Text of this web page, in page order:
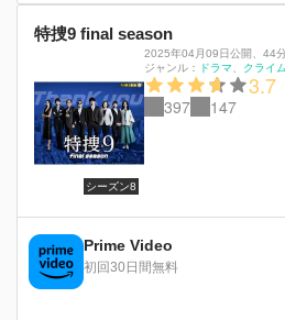
特捜9 final season
シーズン8
2025年04月09日公開 44
ジャンル：
ドラマ クライム
3.7
397 147
Prime Video
初回30日間無料